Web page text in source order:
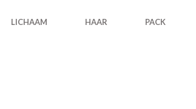
LICHAAM HAAR PACK